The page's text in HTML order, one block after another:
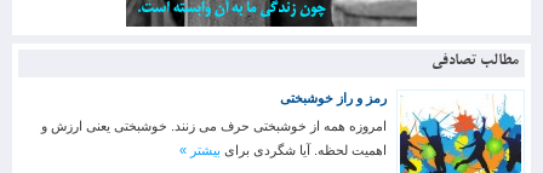
مطالب تصادفی
رمز و راز خوشبختی
امروزه همه از خوشبختی حرف می زنند. خوشبختی یعنی ارزش و
اهمیت لحظه. آیا شگردی برای بیشتر »